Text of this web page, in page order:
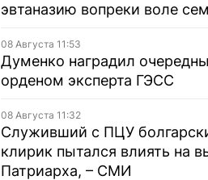
эвтаназию вопреки воле
08 Августа 11:53
Думенко наградил
орденом эксперта ГЭСС
08 Августа 11:32
Служивший с ПЦУ
клирик пытался влиять на
Патриарха, – СМИ